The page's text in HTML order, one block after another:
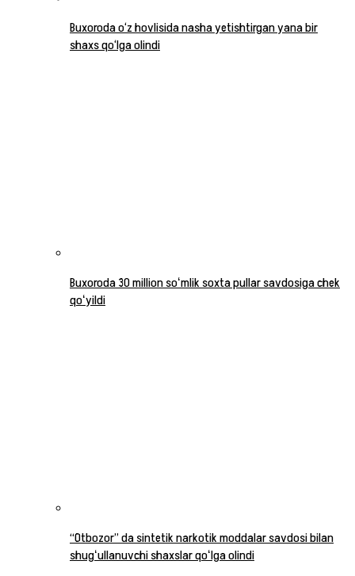
Buxoroda o‘z hovlisida nasha yetishtirgan yana bir
shaxs qo‘lga olindi
Buxoroda 30 million soʻmlik soxta pullar savdosiga chek
qoʻyildi
“Otbozor” da sintetik narkotik moddalar savdosi bilan
shugʻullanuvchi shaxslar qoʻlga olindi